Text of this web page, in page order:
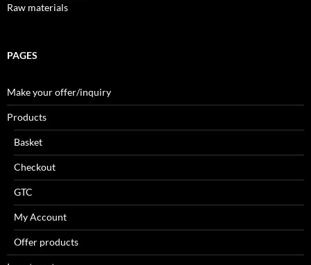
Raw materials
PAGES
Make your offer/inquiry
Products
Basket
Checkout
GTC
My Account
Offer products